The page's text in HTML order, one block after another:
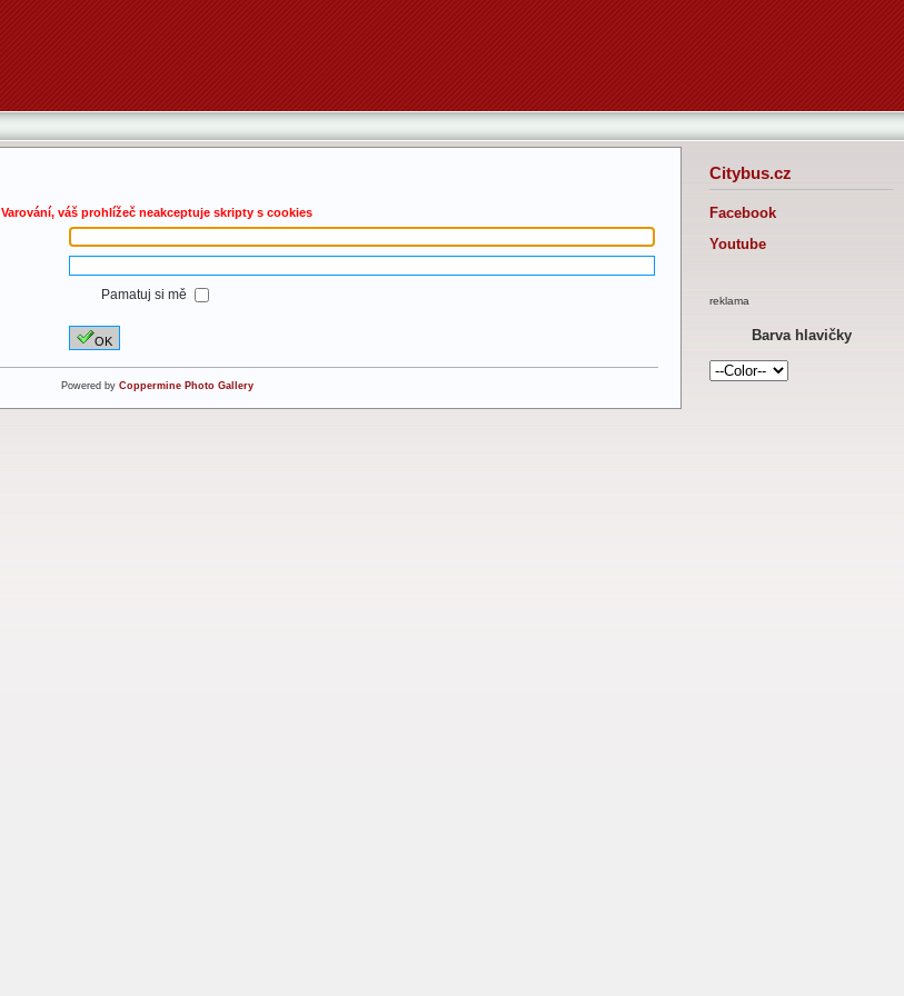
Citybus.cz
Facebook
Youtube
reklama
Barva hlavičky
Varování, váš prohlížeč neakceptuje skripty s cookies
Pamatuj si mě
OK
Powered by Coppermine Photo Gallery